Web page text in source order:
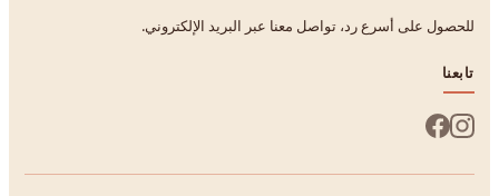
للحصول على أسرع رد، تواصل معنا عبر البريد الإلكتروني.
تابعنا